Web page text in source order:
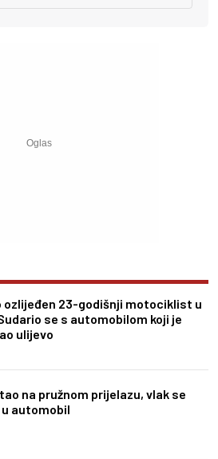
ozlijeđen 23-godišnji motociklist u
se s automobilom koji je
ulijevo
na pružnom prijelazu, vlak se
u automobil